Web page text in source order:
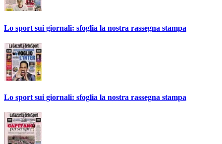
Lo sport sui giornali: sfoglia la nostra rassegna stampa
Lo sport sui giornali: sfoglia la nostra rassegna stampa